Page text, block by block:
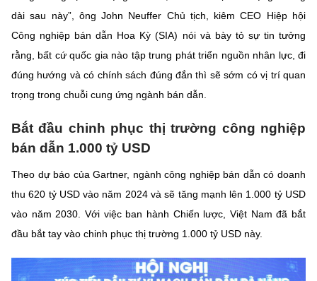
dài sau này”, ông John Neuffer Chủ tịch, kiêm CEO Hiệp hội
Công nghiệp bán dẫn Hoa Kỳ (SIA) nói và bày tỏ sự tin tưởng
rằng, bất cứ quốc gia nào tập trung phát triển nguồn nhân lực, đi
đúng hướng và có chính sách đúng đắn thì sẽ sớm có vị trí quan
trọng trong chuỗi cung ứng ngành bán dẫn.
Bắt đầu chinh phục thị trường công nghiệp
bán dẫn 1.000 tỷ USD
Theo dự báo của Gartner, ngành công nghiệp bán dẫn có doanh
thu 620 tỷ USD vào năm 2024 và sẽ tăng mạnh lên 1.000 tỷ USD
vào năm 2030. Với việc ban hành Chiến lược, Việt Nam đã bắt
đầu bắt tay vào chinh phục thị trường 1.000 tỷ USD này.